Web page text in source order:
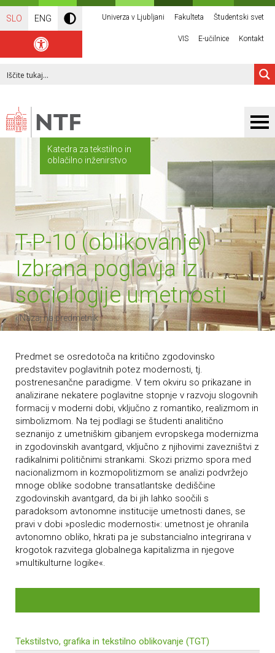
SLO ENG Univerza v Ljubljani Fakulteta Študentski svet
VIS E-učilnice Kontakt
Katedra za tekstilno in
oblačilno inženirstvo
T-P-10 (oblikovanje)
Izbrana poglavja iz
sociologije umetnosti
‹ Nazaj na predmetnik
Predmet se osredotoča na kritično zgodovinsko
predstavitev poglavitnih potez modernosti, tj.
postrenesančne paradigme. V tem okviru so prikazane in
analizirane nekatere poglavitne stopnje v razvoju slogovnih
formacij v moderni dobi, vključno z romantiko, realizmom in
simbolizmom. Na tej podlagi se študenti analitično
seznanijo z umetniškim gibanjem evropskega modernizma
in zgodovinskih avantgard, vključno z njihovimi zavezništvi z
radikalnimi političnimi strankami. Skozi prizmo spora med
nacionalizmom in kozmopolitizmom se analizi podvržejo
mnoge oblike sodobne transatlantske dediščine
zgodovinskih avantgard, da bi jih lahko soočili s
paradoksom avtonomne institucije umetnosti danes, se
pravi v dobi »posledic modernosti«: umetnost je ohranila
avtonomno obliko, hkrati pa je substancialno integrirana v
krogotok razvitega globalnega kapitalizma in njegove
»multikulturne logike«.
Tekstilstvo, grafika in tekstilno oblikovanje (TGT)